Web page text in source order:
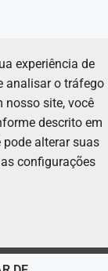
Verstappen na
Sainz, mas não
experiência de
analisar o tráfego
nosso site, você
descrito em
alterar suas
configurações